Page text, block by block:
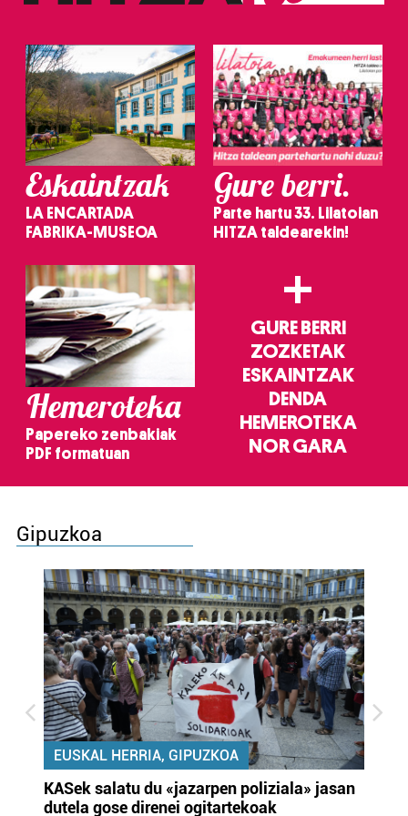
Eskaintzak
LA ENCARTADA
FABRIKA-MUSEOA
Gure berri.
Parte hartu 33. Lilatoian
HITZA taldearekin!
Hemeroteka
Papereko zenbakiak
PDF formatuan
+
GURE BERRI
ZOZKETAK
ESKAINTZAK
DENDA
HEMEROTEKA
NOR GARA
Gipuzkoa
EUSKAL HERRIA, GIPUZKOA
KASek salatu du «jazarpen poliziala» jasan
dutela gose direnei ogitartekoak